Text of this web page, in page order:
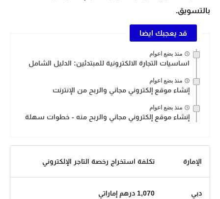
بالتسويق.
قد يعجبك ايضا
منذ بضع اعوام
اساسيات التجارة الالكترونية للمبتدئين: الدليل الشامل
منذ بضع اعوام
إنشاء موقع إلكتروني مجاني والربح من الإنترنت
منذ بضع اعوام
إنشاء موقع إلكتروني مجاني والربح منه - خطوات سهلة
الإمارة تكلفة استخراج رخصة التاجر الإلكتروني
دبي 1,070 درهم إماراتي